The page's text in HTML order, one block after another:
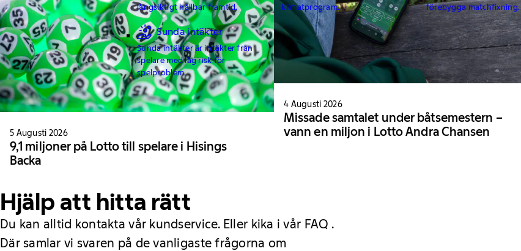
långsiktigt hållbar framtid.
klimatprogram.
förebygga matchfixning.
Sunda intäkter
Sunda intäkter är intäkter från
spelare med låg risk för
spelproblem.
5 Augusti 2026
9,1 miljoner på Lotto till spelare i Hisings
Backa
4 Augusti 2026
Missade samtalet under båtsemestern –
vann en miljon i Lotto Andra Chansen
Hjälp att hitta rätt
Du kan alltid kontakta vår kundservice. Eller kika i vår FAQ .
Där samlar vi svaren på de vanligaste frågorna om